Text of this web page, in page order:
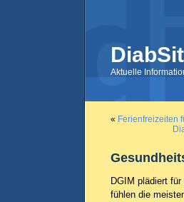
Aktuelle
« Ferienfreizeiten
DGIM plädiert
fühlen die